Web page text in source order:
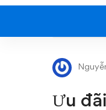
Ưu
đãi
Ưu